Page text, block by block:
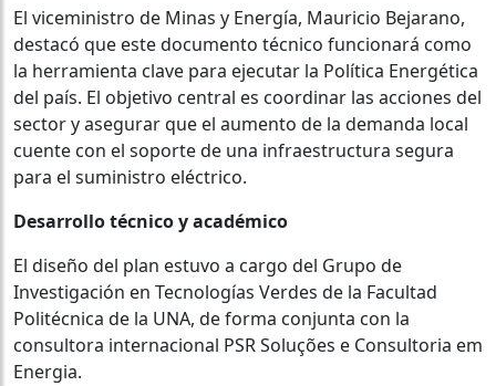
El viceministro de Minas y Energía, Mauricio Bejarano,
destacó que este documento técnico funcionará como
la herramienta clave para ejecutar la Política Energética
del país. El objetivo central es coordinar las acciones del
sector y asegurar que el aumento de la demanda local
cuente con el soporte de una infraestructura segura
para el suministro eléctrico.
Desarrollo técnico y académico
El diseño del plan estuvo a cargo del Grupo de
Investigación en Tecnologías Verdes de la Facultad
Politécnica de la UNA, de forma conjunta con la
consultora internacional PSR Soluções e Consultoria em
Energia.